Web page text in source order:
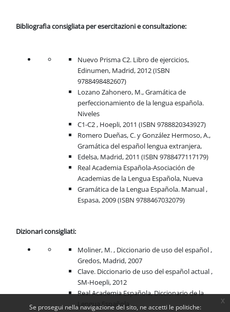
Se prosegui nella navigazione del sito, ne accetti le politiche:
x
Bibliografia consigliata per esercitazioni e consultazione:
Nuevo Prisma C2. Libro de ejercicios,
Edinumen, Madrid, 2012 (ISBN
9788498482607)
Lozano Zahonero, M., Gramática de
perfeccionamiento de la lengua española.
Niveles
C1-C2 , Hoepli, 2011 (ISBN 9788820343927)
Romero Dueñas, C. y González Hermoso, A.,
Gramática del español lengua extranjera,
Edelsa, Madrid, 2011 (ISBN 9788477117179)
Real Academia Española-Asociación de
Academias de la Lengua Española, Nueva
Gramática de la Lengua Española. Manual ,
Espasa, 2009 (ISBN 9788467032079)
Dizionari consigliati:
Moliner, M. , Diccionario de uso del español ,
Gredos, Madrid, 2007
Clave. Diccionario de uso del español actual ,
SM-Hoepli, 2012
Real Academia Española, Diccionario de la
Lengua Española